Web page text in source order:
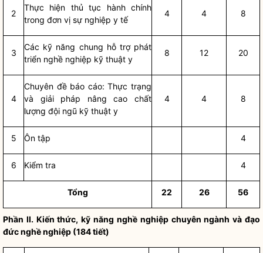
2
Thực hiện thủ tục hành chính
trong đơn vị sự nghiệp y tế
4 4 8
3
Các kỹ năng chung hỗ trợ phát
triển nghề nghiệp kỹ thuật y
8 12 20
4
Chuyên đề báo cáo: Thực trạng
và giải pháp nâng cao chất
lượng đội ngũ kỹ thuật y
4 4 8
5 Ôn tập 4
6 Kiểm tra 4
Tổng 22 26 56
Phần II. Kiến thức, kỹ năng nghề nghiệp chuyên ngành và đạo
đức nghề nghiệp (184 tiết)